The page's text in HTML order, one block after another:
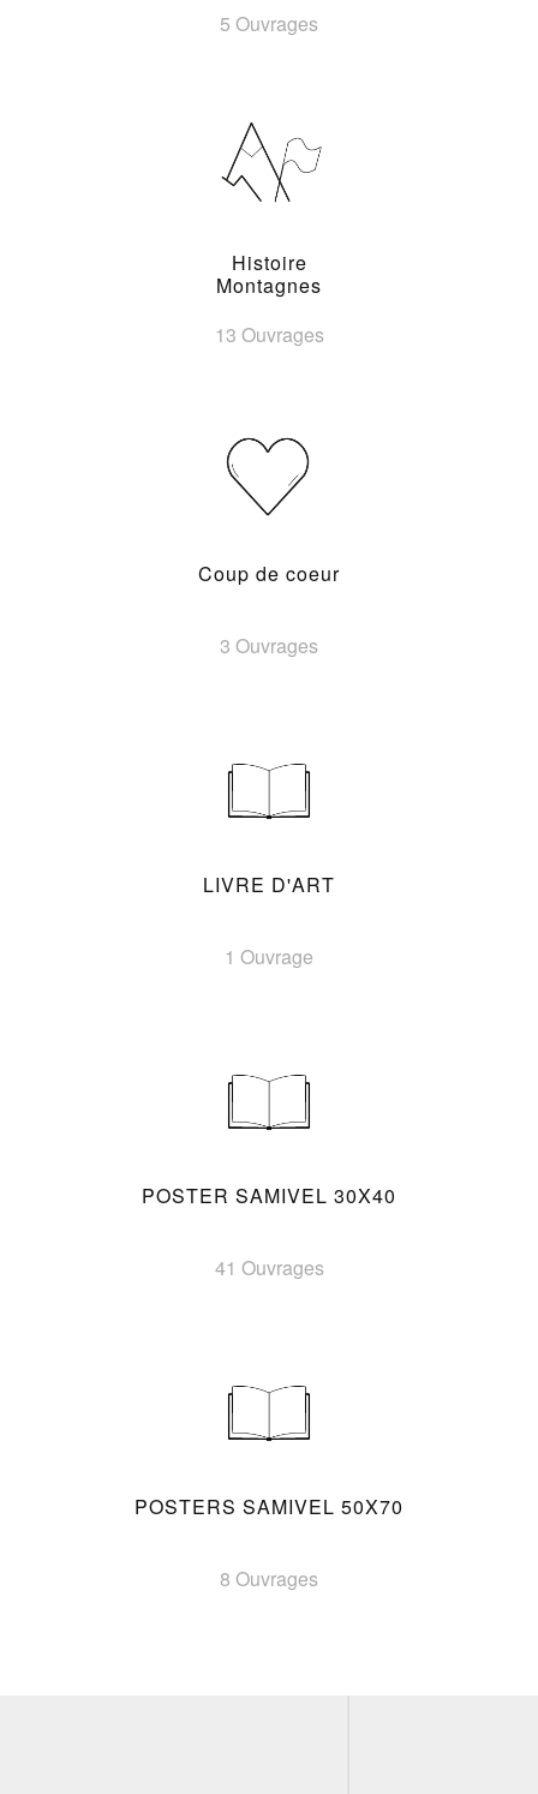
5 Ouvrages
Histoire
Montagnes
13 Ouvrages
Coup de coeur
3 Ouvrages
LIVRE D'ART
1 Ouvrage
POSTER SAMIVEL 30X40
41 Ouvrages
POSTERS SAMIVEL 50X70
8 Ouvrages